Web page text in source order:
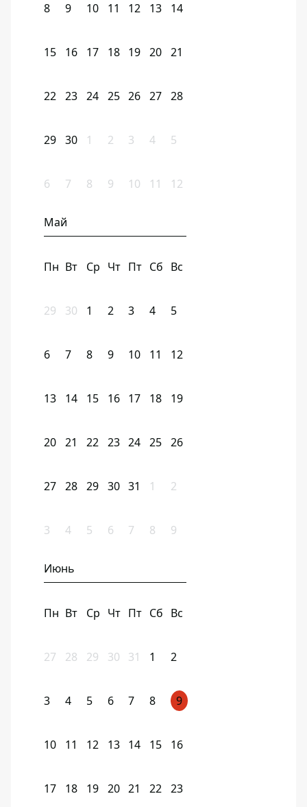
8 9 10 11 12 13 14
15 16 17 18 19 20 21
22 23 24 25 26 27 28
29 30 1 2 3 4 5
6 7 8 9 10 11 12
Май
Пн Вт Ср Чт Пт Сб Вс
29 30 1 2 3 4 5
6 7 8 9 10 11 12
13 14 15 16 17 18 19
20 21 22 23 24 25 26
27 28 29 30 31 1 2
3 4 5 6 7 8 9
Июнь
Пн Вт Ср Чт Пт Сб Вс
27 28 29 30 31 1 2
3 4 5 6 7 8 9
10 11 12 13 14 15 16
17 18 19 20 21 22 23